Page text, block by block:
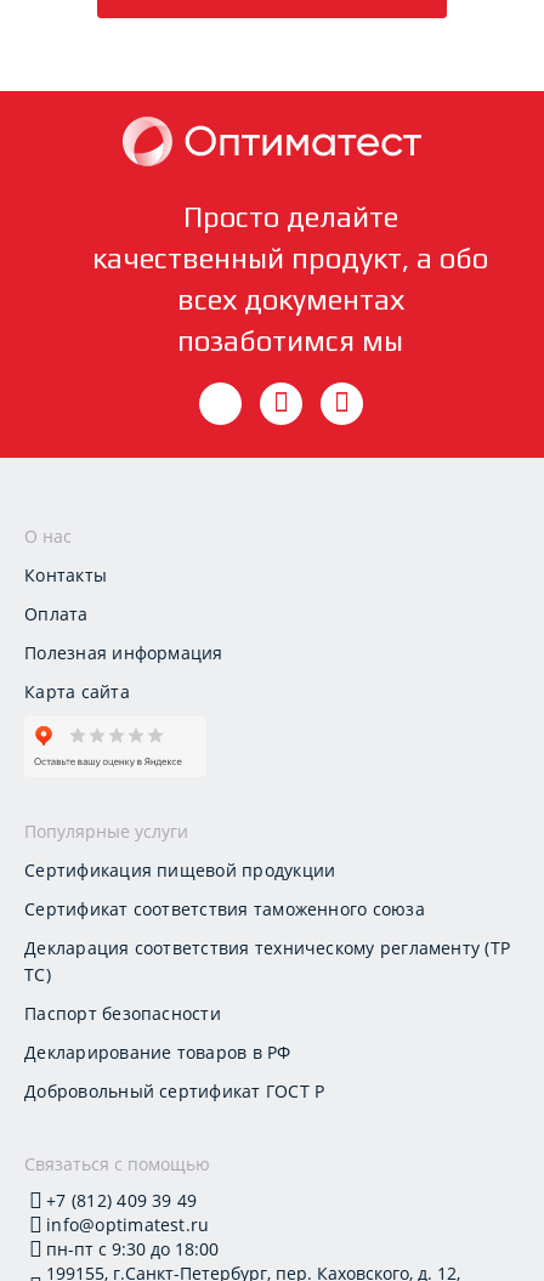
Просто делайте
качественный продукт, а обо
всех документах
позаботимся мы
О нас
Контакты
Оплата
Полезная информация
Карта сайта
Популярные услуги
Сертификация пищевой продукции
Сертификат соответствия таможенного союза
Декларация соответствия техническому регламенту (ТР
ТС)
Паспорт безопасности
Декларирование товаров в РФ
Добровольный сертификат ГОСТ Р
Связаться с помощью
+7 (812) 409 39 49
info@optimatest.ru
пн-пт с 9:30 до 18:00
199155, г.Санкт-Петербург, пер. Каховского, д. 12,